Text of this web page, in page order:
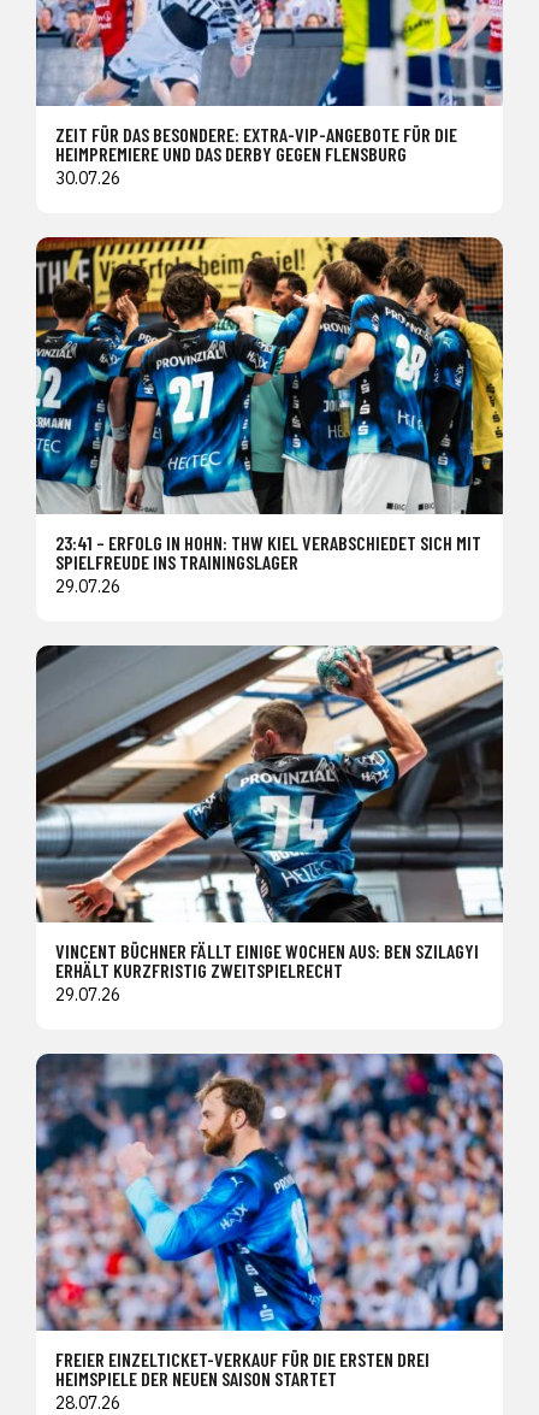
ZEIT FÜR DAS BESONDERE: EXTRA-VIP-ANGEBOTE FÜR DIE
HEIMPREMIERE UND DAS DERBY GEGEN FLENSBURG
30.07.26
23:41 – ERFOLG IN HOHN: THW KIEL VERABSCHIEDET SICH MIT
SPIELFREUDE INS TRAININGSLAGER
29.07.26
VINCENT BÜCHNER FÄLLT EINIGE WOCHEN AUS: BEN SZILAGYI
ERHÄLT KURZFRISTIG ZWEITSPIELRECHT
29.07.26
FREIER EINZELTICKET-VERKAUF FÜR DIE ERSTEN DREI
HEIMSPIELE DER NEUEN SAISON STARTET
28.07.26